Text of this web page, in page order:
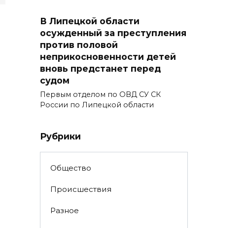
В Липецкой области
осужденный за преступления
против половой
неприкосновенности детей
вновь предстанет перед
судом
Первым отделом по ОВД СУ СК
России по Липецкой области
Рубрики
Общество
Происшествия
Разное